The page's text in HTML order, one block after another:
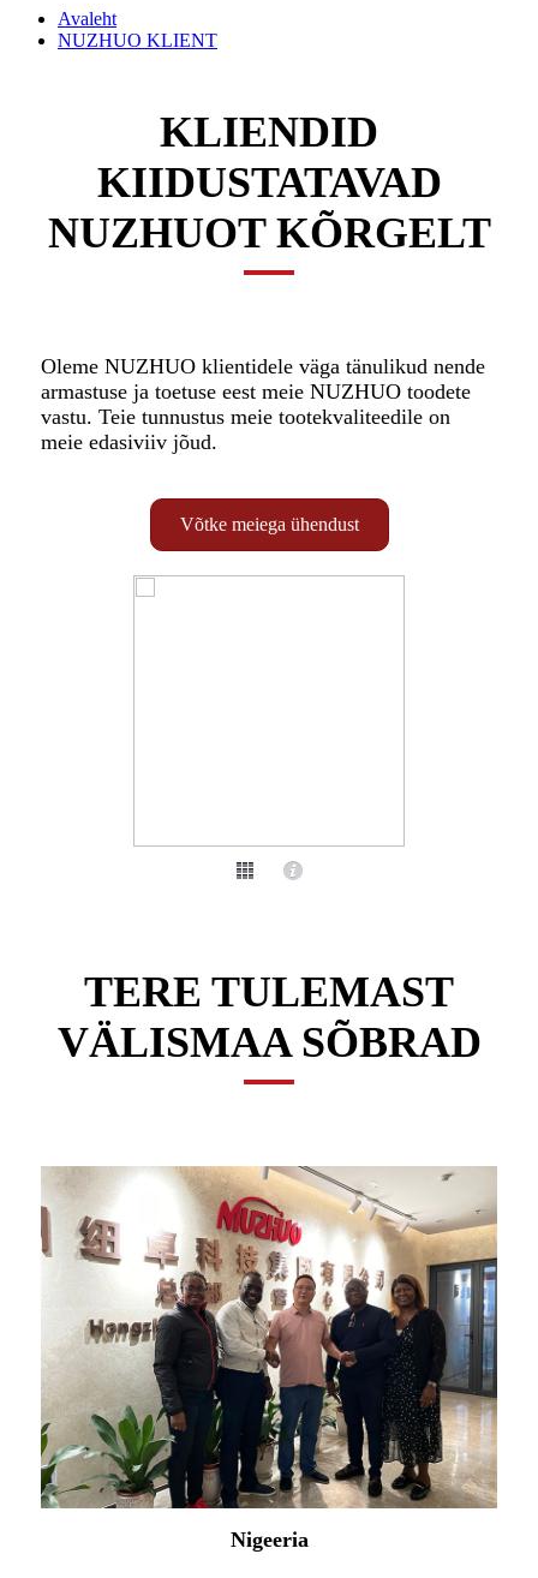
Avaleht
NUZHUO KLIENT
KLIENDID
KIIDUSTATAVAD
NUZHUOT KÕRGELT
Oleme NUZHUO klientidele väga tänulikud nende
armastuse ja toetuse eest meie NUZHUO toodete
vastu. Teie tunnustus meie tootekvaliteedile on
meie edasiviiv jõud.
Võtke meiega ühendust
TERE TULEMAST
VÄLISMAA SÕBRAD
Island